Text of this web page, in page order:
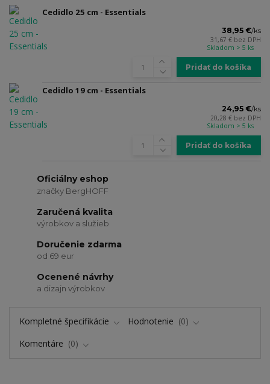
Cedidlo 25 cm - Essentials
38,95 €/ks
31,67 € bez DPH
Skladom > 5 ks
Pridať do košíka
Cedidlo 19 cm - Essentials
24,95 €/ks
20,28 € bez DPH
Skladom > 5 ks
Pridať do košíka
Oficiálny eshop
značky BergHOFF
Zaručená kvalita
výrobkov a služieb
Doručenie zdarma
od 69 eur
Ocenené návrhy
a dizajn výrobkov
Kompletné špecifikácie Hodnotenie
0
Komentáre
0